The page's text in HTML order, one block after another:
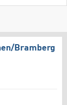
​Bramberg